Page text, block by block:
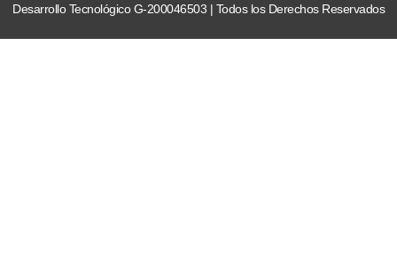
Desarrollo Tecnológico G-200046503 | Todos los Derechos Reservados